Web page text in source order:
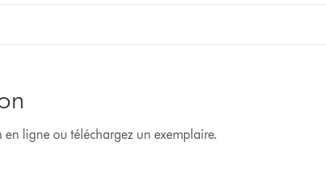
ligne ou téléchargez un exemplaire.